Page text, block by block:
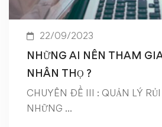
22/09/2023
NHỮNG AI NÊN THAM
NHÂN THỌ ?
CHUYÊN ĐỀ III : QUẢN LÝ
NHỮNG …